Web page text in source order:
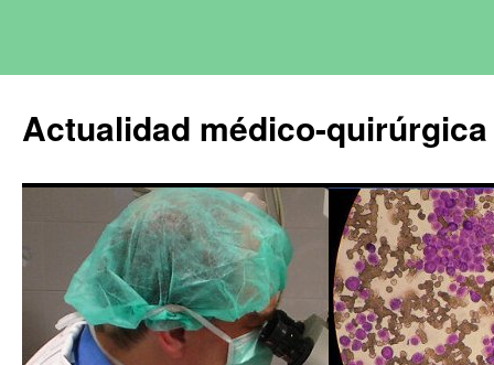
Actualidad médico-